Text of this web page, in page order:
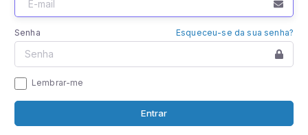
Senha Esqueceu-se da sua senha?
Lembrar-me
Entrar